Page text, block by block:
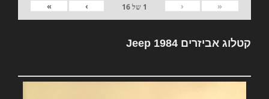
«
‹
1 של16
›
»
קטלוג אביזרים Jeep 1984